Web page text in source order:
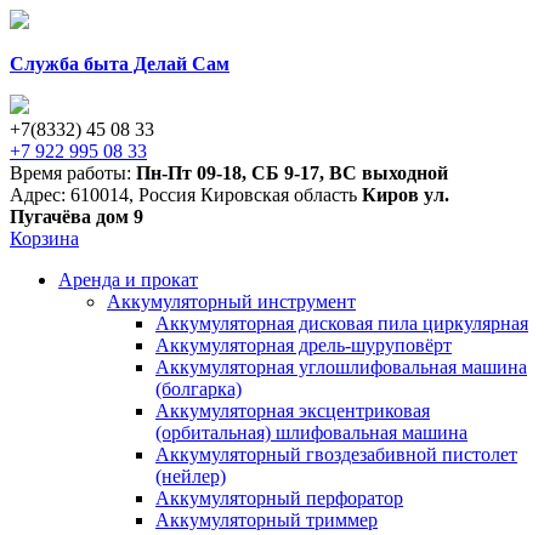
Служба быта Делай Сам
+7(8332) 45 08 33
+7 922 995 08 33
Время работы: Пн-Пт 09-18, СБ 9-17, ВС выходной
Адрес: 610014, Россия Кировская область Киров ул.
Пугачёва дом 9
Корзина
Аренда и прокат
Аккумуляторный инструмент
Аккумуляторная дисковая пила циркулярная
Аккумуляторная дрель-шуруповёрт
Аккумуляторная углошлифовальная машина
(болгарка)
Аккумуляторная эксцентриковая
(орбитальная) шлифовальная машина
Аккумуляторный гвоздезабивной пистолет
(нейлер)
Аккумуляторный перфоратор
Аккумуляторный триммер